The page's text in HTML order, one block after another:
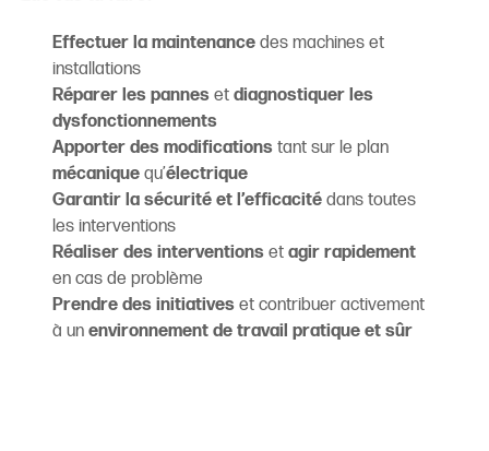
Effectuer la maintenance des machines et
installations
Réparer les pannes et diagnostiquer les
dysfonctionnements
Apporter des modifications tant sur le plan
mécanique qu’électrique
Garantir la sécurité et l’efficacité dans toutes
les interventions
Réaliser des interventions et agir rapidement
en cas de problème
Prendre des initiatives et contribuer activement
à un environnement de travail pratique et sûr